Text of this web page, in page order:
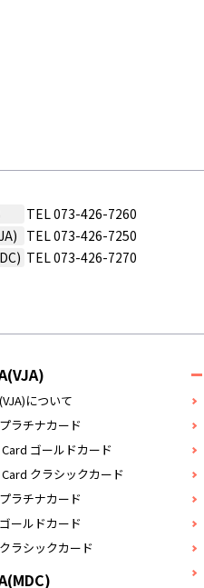
TEL073-426-7260
TEL073-426-7250
TEL073-426-7270
について
ラチナカード
ゴールドカード
クラシックカード
ラチナカード
ールドカード
ラシックカード